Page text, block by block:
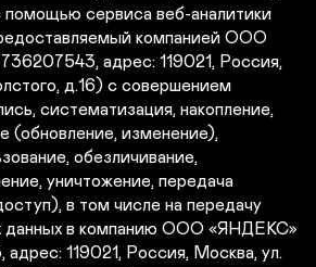
сервиса веб-аналитики
компанией ООО
адрес: 119021, Россия,
д.16) с совершением
систематизация, накопление,
(обновление, изменение),
обезличивание,
уничтожение, передача
в том числе на передачу
данных в компанию ООО «ЯНДЕКС»
119021, Россия, Москва, ул.